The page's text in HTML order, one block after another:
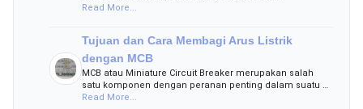
Read More...
Tujuan dan Cara Membagi Arus Listrik
dengan MCB
MCB atau Miniature Circuit Breaker merupakan salah
satu komponen dengan peranan penting dalam suatu …
Read More...